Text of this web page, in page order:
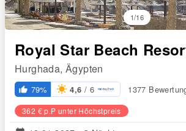
1/16
Royal Star Beach
Hurghada, Ägypten
thumb_up_alt 79% 4,6 / 6 1377
362 € p.P unter Höchstpreis